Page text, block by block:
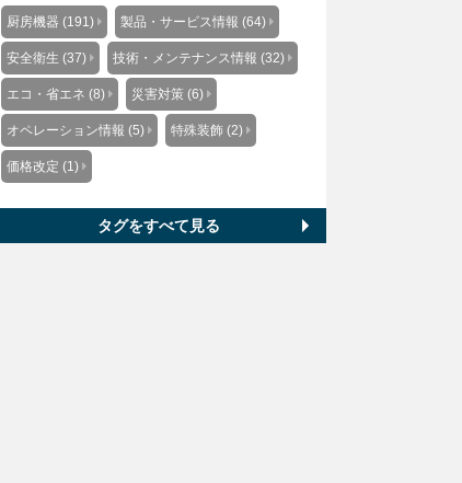
厨房機器 (191) 製品・サービス情報 (64)
安全衛生 (37) 技術・メンテナンス情報 (32)
エコ・省エネ (8) 災害対策 (6)
オペレーション情報 (5) 特殊装飾 (2)
価格改定 (1)
タグをすべて見る